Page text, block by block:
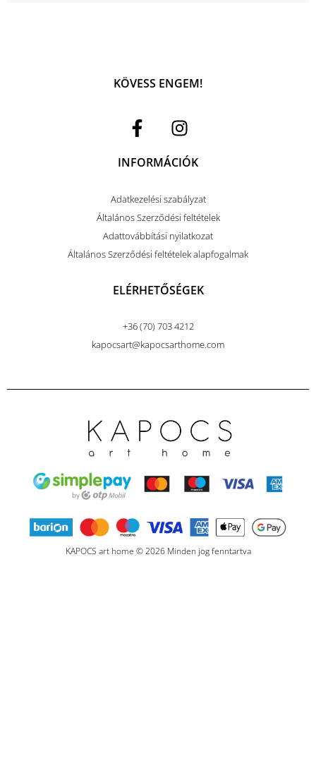
KÖVESS ENGEM!
INFORMÁCIÓK
Adatkezelési szabályzat
Általános Szerződési feltételek
Adattovábbítási nyilatkozat
Általános Szerződési feltételek alapfogalmak
ELÉRHETŐSÉGEK
+36 (70) 703 4212
kapocsart@kapocsarthome.com
KAPOCS art home © 2026 Minden jog fenntartva